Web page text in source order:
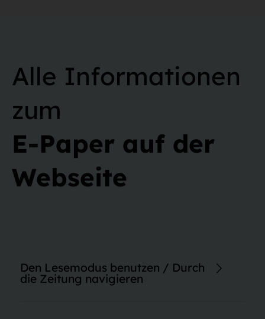
Alle Informationen
zum
E-Paper auf der
Webseite
Den Lesemodus benutzen / Durch
die Zeitung navigieren